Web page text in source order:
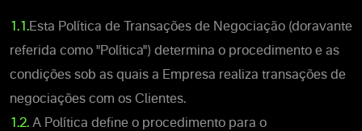
1.1.Esta Política de Transações de Negociação (doravante
referida como "Política") determina o procedimento e as
condições sob as quais a Empresa realiza transações de
negociações com os Clientes.
1.2. A Política define o procedimento para o